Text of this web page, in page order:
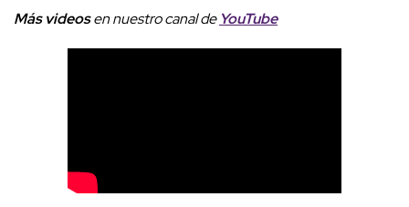
Más videosen nuestro canal de YouTube